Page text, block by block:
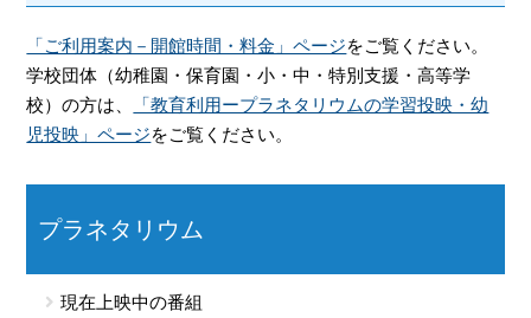
プラネタリウム
現在上映中の番組
「ご利用案内－開館時間・料金」ページをご覧ください。
学校団体（幼稚園・保育園・小・中・特別支援・高等学
校）の方は、
「教育利用ープラネタリウムの学習投映・幼
児投映」ページをご覧ください。